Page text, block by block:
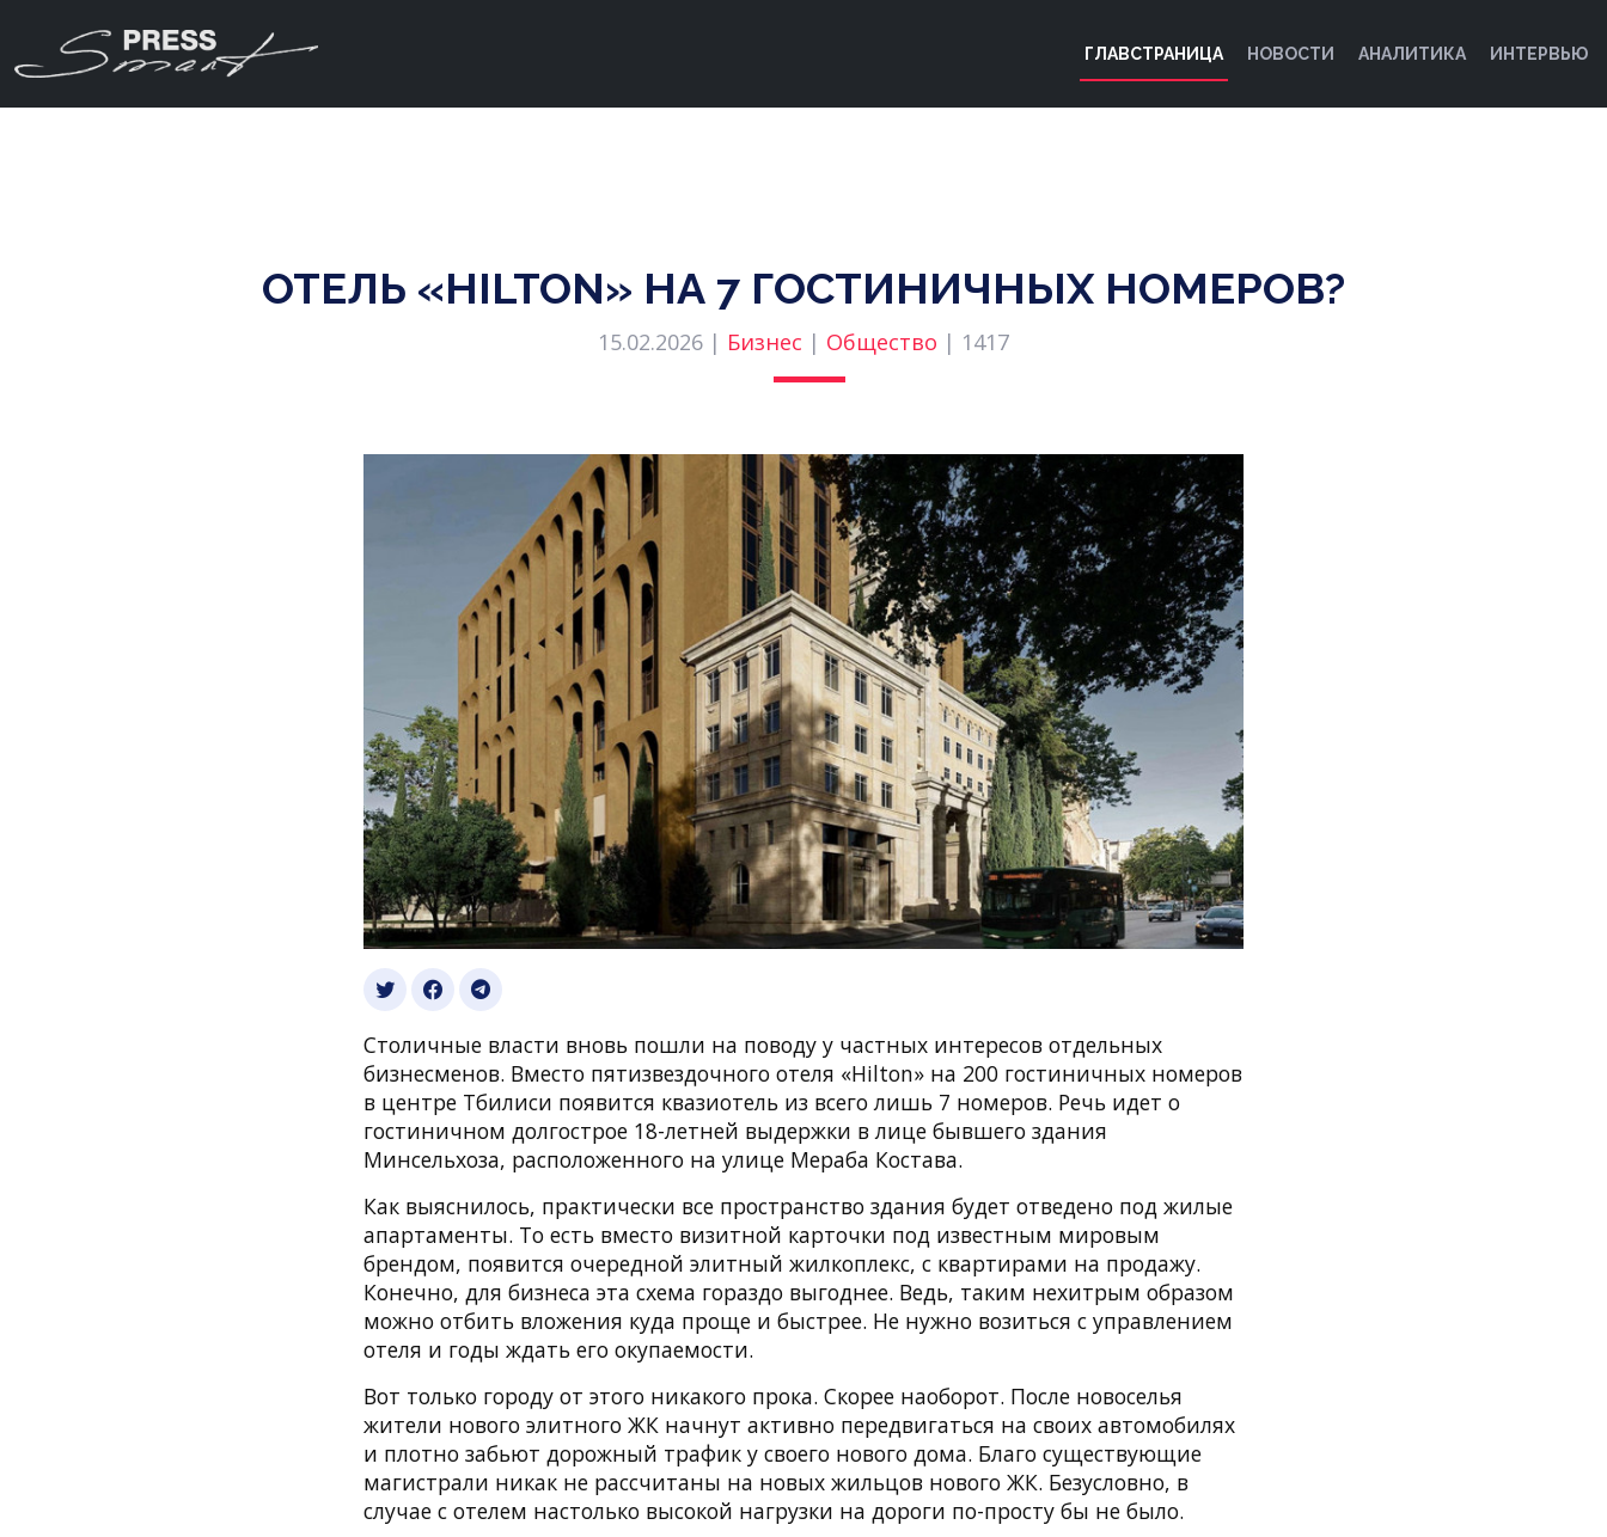
ГЛАВСТРАНИЦА НОВОСТИ АНАЛИТИКА ИНТЕРВЬЮ
ОТЕЛЬ «HILTON» НА 7 ГОСТИНИЧНЫХ НОМЕРОВ?
15.02.2026 | Бизнес | Общество | 1417
Столичные власти вновь пошли на поводу у частных интересов отдельных
бизнесменов. Вместо пятизвездочного отеля «Hilton» на 200 гостиничных номеров
в центре Тбилиси появится квазиотель из всего лишь 7 номеров. Речь идет о
гостиничном долгострое 18-летней выдержки в лице бывшего здания
Минсельхоза, расположенного на улице Мераба Костава.
Как выяснилось, практически все пространство здания будет отведено под жилые
апартаменты. То есть вместо визитной карточки под известным мировым
брендом, появится очередной элитный жилкоплекс, с квартирами на продажу.
Конечно, для бизнеса эта схема гораздо выгоднее. Ведь, таким нехитрым образом
можно отбить вложения куда проще и быстрее. Не нужно возиться с управлением
отеля и годы ждать его окупаемости.
Вот только городу от этого никакого прока. Скорее наоборот. После новоселья
жители нового элитного ЖК начнут активно передвигаться на своих автомобилях
и плотно забьют дорожный трафик у своего нового дома. Благо существующие
магистрали никак не рассчитаны на новых жильцов нового ЖК. Безусловно, в
случае с отелем настолько высокой нагрузки на дороги по-просту бы не было.